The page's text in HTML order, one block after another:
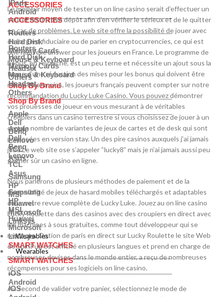
ACCESSORIES
Routers
Hard Disk
Memory Cards
Mouse & Keyboard
Headset
Others
Shop By Brand
Apple
Dell
Benq
Lenovo
TCL
Asus
Samsung
HP
MSI
Huawei
Microsoft
Linksys
Wearables
SMART WATCHES
iOS
Android
IPads
Android
ACCESSORIES
Routers
Hard Disk
Memory Cards
Mouse & Keyboard
Headset
Others
Shop By Brand
Apple
Dell
Benq
Lenovo
TCL
Asus
Samsung
HP
MSI
Huawei
Microsoft
Linksys
Wearables
SMART WATCHES
iOS
Le meilleur moyen de tester un on line casino serait d’effectuer un
seul et distinctive dépôt afin d’en vérifier le sérieux et de le quitter
en cas de problèmes. Le web site offre la possibilité de jouer avec
de l’argent fiduciaire ou de parier en cryptocurrencies, ce qui est
une nouvelle answer pour les joueurs en France. Le programme de
bonus, en revanche, est un peu terne et nécessite un ajout sous la
forme d’une réduction des mises pour les bonus qui doivent être
misés. Néanmoins, les joueurs français peuvent compter sur notre
recommandation du Lucky Luke Casino. Vous pouvez démontrer
vos prouesses de joueur en vous mesurant à de véritables
croupiers dans un casino terrestre si vous choisissez de jouer à un
certain nombre de variantes de jeux de cartes et de desk qui sont
proposées en version stay. Un des pire casinos auxquels j’ai jamais
joué.Le web site ose s’appeler “lucky8” mais je n’ai jamais aussi peu
gagner sûr un casino en ligne.
Nous parlerons de plusieurs méthodes de paiement et de la
disponibilité de jeux de hasard mobiles téléchargés et adaptables
dans notre revue complète de Lucky Luke. Jouez au on line casino
Lucky Roulette dans des casinos avec des croupiers en direct avec
les machines à sous gratuites, comme tout développeur qui se
respecte. Option de paris en direct sur Lucky Roulette le site Web
de SpinPug est affiché en plusieurs langues et prend en charge de
nombreuses devises dans le monde entier, a reçu de nombreuses
récompenses pour ses logiciels on line casino.
Au second de valider votre panier, sélectionnez le mode de